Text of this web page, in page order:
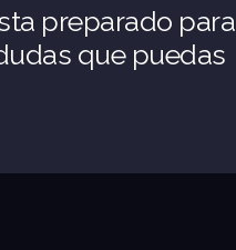
preparado para
que puedas